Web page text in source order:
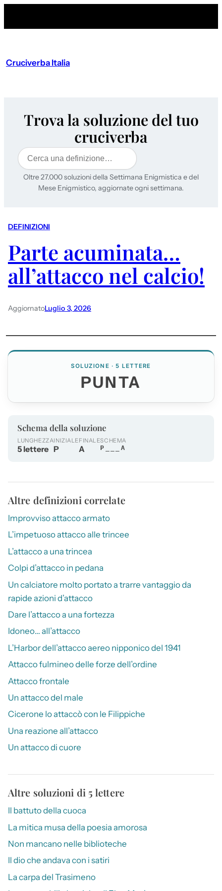
Cruciverba Italia
Trova la soluzione del tuo
cruciverba
Cerca
Oltre 27.000 soluzioni della Settimana Enigmistica e del
Mese Enigmistico, aggiornate ogni settimana.
DEFINIZIONI
Parte acuminata…
all’attacco nel calcio!
AggiornatoLuglio 3, 2026
SOLUZIONE · 5 LETTERE
PUNTA
Schema della soluzione
LUNGHEZZA
5 lettere
INIZIALE
P
FINALE
A
SCHEMA
P___A
Altre definizioni correlate
Improvviso attacco armato
L’impetuoso attacco alle trincee
L’attacco a una trincea
Colpi d’attacco in pedana
Un calciatore molto portato a trarre vantaggio da
rapide azioni d’attacco
Dare l’attacco a una fortezza
Idoneo… all’attacco
L’Harbor dell’attacco aereo nipponico del 1941
Attacco fulmineo delle forze dell’ordine
Attacco frontale
Un attacco del male
Cicerone lo attaccò con le Filippiche
Una reazione all’attacco
Un attacco di cuore
Altre soluzioni di 5 lettere
Il battuto della cuoca
La mitica musa della poesia amorosa
Non mancano nelle biblioteche
Il dio che andava con i satiri
La carpa del Trasimeno